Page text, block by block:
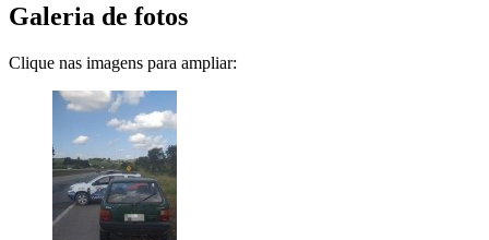
Galeria de fotos
Clique nas imagens para ampliar: